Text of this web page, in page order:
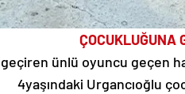
ÇOCUKLUĞUNA
geçiren ünlü oyuncu geçen
4yaşındaki Urgancıoğlu